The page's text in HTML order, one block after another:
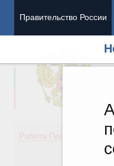
Правительство России
Работа Правительства